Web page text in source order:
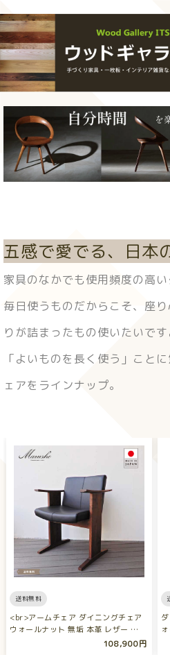
五感で愛でる、日本
家具のなかでも使用頻度の高い
毎日使うものだからこそ、座
りが詰まったもの使いたいです
「よいものを長く使う」こと
ェアをラインナップ。
送料無料
<br>アームチェア ダイニングチェア
ウォールナット 無垢 本革 レザー …
108,900円